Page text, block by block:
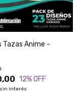
Tazas Anime -
12% OFF
sin interés